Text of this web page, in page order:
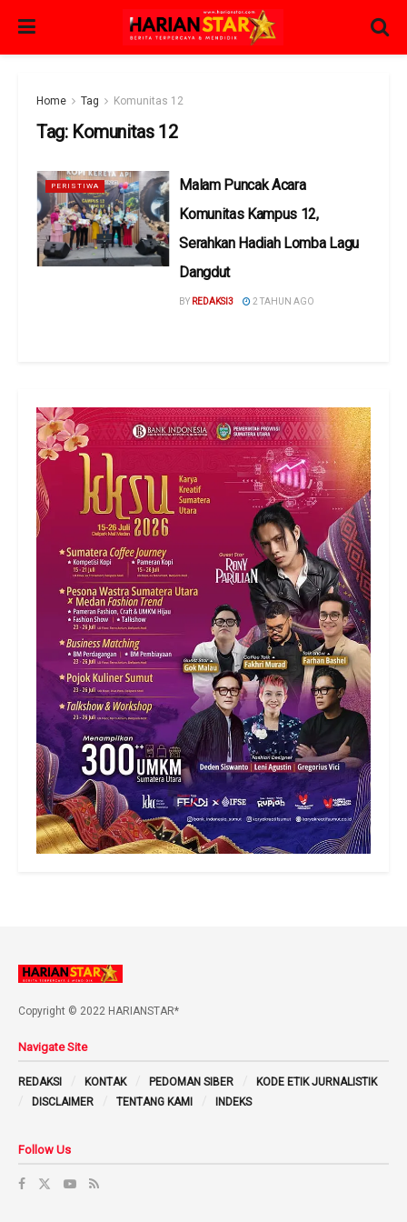
Home Tag Komunitas 12
Tag: Komunitas 12
PERISTIWA
Malam Puncak Acara
Komunitas Kampus 12,
Serahkan Hadiah Lomba Lagu
Dangdut
BY REDAKSI3 2 TAHUN AGO
Copyright © 2022 HARIANSTAR*
Navigate Site
REDAKSI KONTAK PEDOMAN SIBER
KODE ETIK JURNALISTIK
DISCLAIMER
TENTANG KAMI INDEKS
Follow Us